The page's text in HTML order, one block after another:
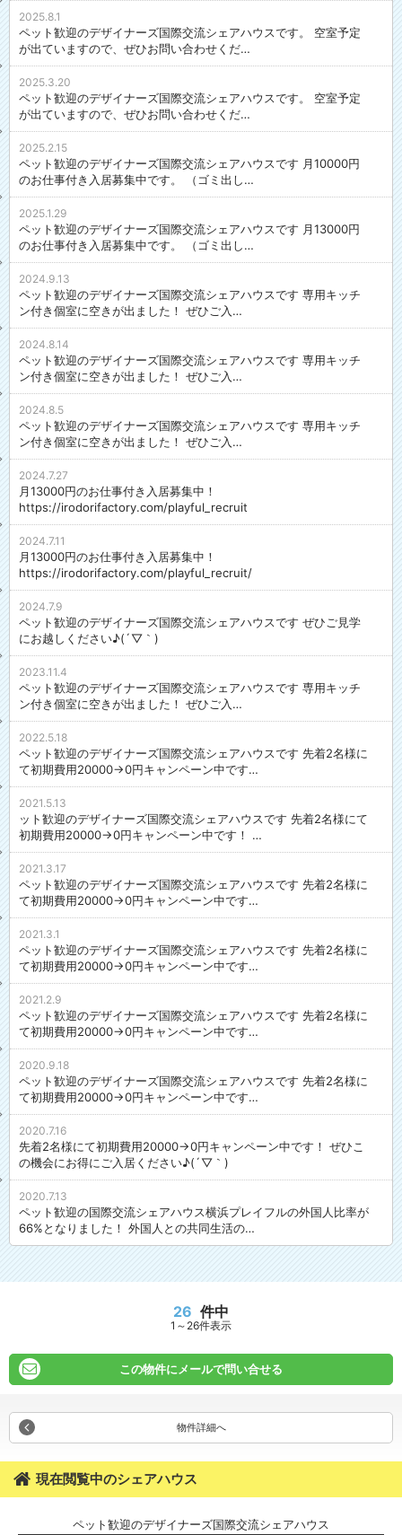
2025.8.1
ペット歓迎のデザイナーズ国際交流シェアハウスです。 空室予定
が出ていますので、ぜひお問い合わせくだ…
2025.3.20
ペット歓迎のデザイナーズ国際交流シェアハウスです。 空室予定
が出ていますので、ぜひお問い合わせくだ…
2025.2.15
ペット歓迎のデザイナーズ国際交流シェアハウスです 月10000円
のお仕事付き入居募集中です。 （ゴミ出し…
2025.1.29
ペット歓迎のデザイナーズ国際交流シェアハウスです 月13000円
のお仕事付き入居募集中です。 （ゴミ出し…
2024.9.13
ペット歓迎のデザイナーズ国際交流シェアハウスです 専用キッチ
ン付き個室に空きが出ました！ ぜひご入…
2024.8.14
ペット歓迎のデザイナーズ国際交流シェアハウスです 専用キッチ
ン付き個室に空きが出ました！ ぜひご入…
2024.8.5
ペット歓迎のデザイナーズ国際交流シェアハウスです 専用キッチ
ン付き個室に空きが出ました！ ぜひご入…
2024.7.27
月13000円のお仕事付き入居募集中！
https://irodorifactory.com/playful_recruit
2024.7.11
月13000円のお仕事付き入居募集中！
https://irodorifactory.com/playful_recruit/
2024.7.9
ペット歓迎のデザイナーズ国際交流シェアハウスです ぜひご見学
にお越しください♪(´▽｀)
2023.11.4
ペット歓迎のデザイナーズ国際交流シェアハウスです 専用キッチ
ン付き個室に空きが出ました！ ぜひご入…
2022.5.18
ペット歓迎のデザイナーズ国際交流シェアハウスです 先着2名様に
て初期費用20000→0円キャンペーン中です…
2021.5.13
ット歓迎のデザイナーズ国際交流シェアハウスです 先着2名様にて
初期費用20000→0円キャンペーン中です！ …
2021.3.17
ペット歓迎のデザイナーズ国際交流シェアハウスです 先着2名様に
て初期費用20000→0円キャンペーン中です…
2021.3.1
ペット歓迎のデザイナーズ国際交流シェアハウスです 先着2名様に
て初期費用20000→0円キャンペーン中です…
2021.2.9
ペット歓迎のデザイナーズ国際交流シェアハウスです 先着2名様に
て初期費用20000→0円キャンペーン中です…
2020.9.18
ペット歓迎のデザイナーズ国際交流シェアハウスです 先着2名様に
て初期費用20000→0円キャンペーン中です…
2020.7.16
先着2名様にて初期費用20000→0円キャンペーン中です！ ぜひこ
の機会にお得にご入居ください♪(´▽｀)
2020.7.13
ペット歓迎の国際交流シェアハウス横浜プレイフルの外国人比率が
66%となりました！ 外国人との共同生活の…
26 件中
1～26件表示
この物件にメールで問い合せる
物件詳細へ
現在閲覧中のシェアハウス
ペット歓迎のデザイナーズ国際交流シェアハウス